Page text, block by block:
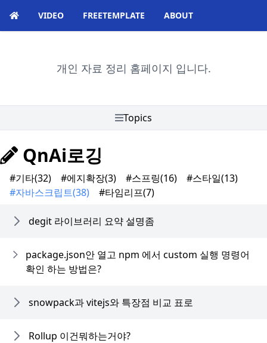
VIDEO FREETEMPLATE ABOUT
개인 자료 정리 홈페이지 입니다.
Topics
QnAi로깅
#기타(32) #에지확장(3) #스프링(16) #스타일(13)
#자바스크립트(38) #타임리프(7)
degit 라이브러리 요약 설명좀
package.json안 열고 npm 에서 custom 실행 명령어
확인 하는 방법은?
snowpack과 vitejs와 특장점 비교 표로
Rollup 이건뭐하는거야?